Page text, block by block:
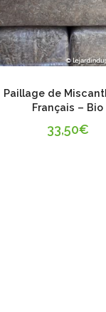
Paillage de
Français – Bio
33,50€